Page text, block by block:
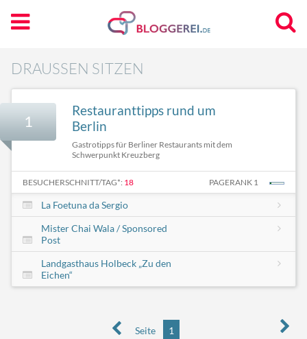
DRAUSSEN SITZEN
1
Restauranttipps rund um
Berlin
Gastrotipps für Berliner Restaurants mit dem
Schwerpunkt Kreuzberg
BESUCHERSCHNITT/TAG*: 18 PAGERANK 1
La Foetuna da Sergio
Mister Chai Wala / Sponsored
Post
Landgasthaus Holbeck „Zu den
Eichen“
Seite 1